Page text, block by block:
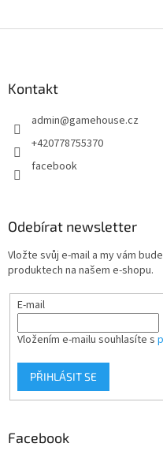
Kontakt
admin@gamehouse.cz
+420778755370
facebook
Odebírat newsletter
Vložte svůj e-mail a my vám
produktech na našem e-shopu.
E-mail
Vložením e-mailu souhlasíte s
PŘIHLÁSIT SE
Facebook